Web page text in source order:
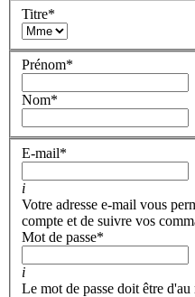
Titre*
Prénom*
Nom*
E-mail*
i
Votre adresse e-mail vous
compte et de suivre vos
Mot de passe*
i
Le mot de passe doit être